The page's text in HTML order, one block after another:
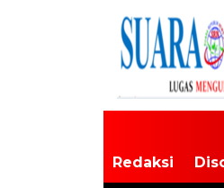
Redaksi